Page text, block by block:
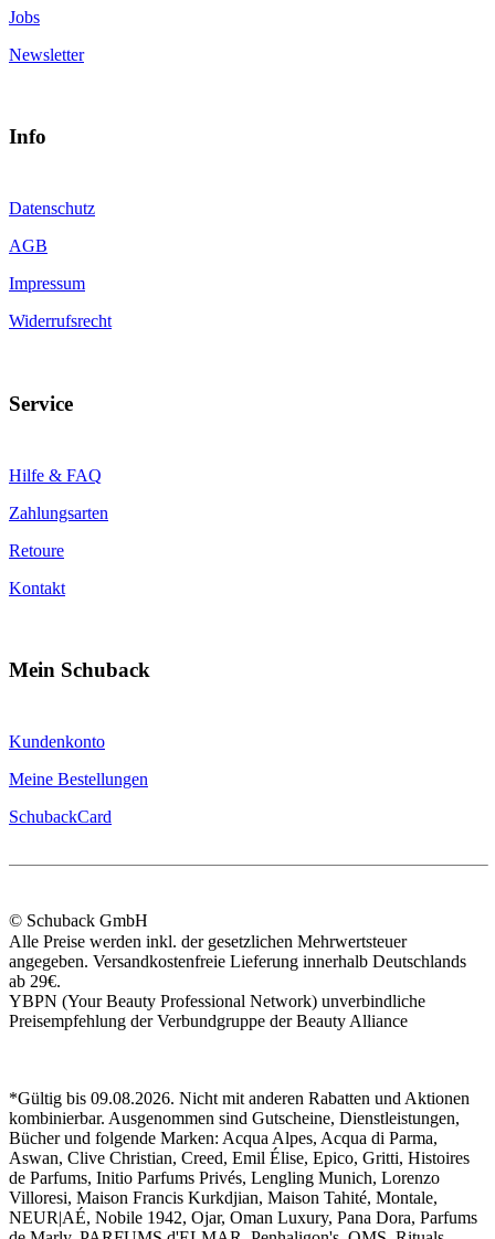
Jobs
Newsletter
Info
Datenschutz
AGB
Impressum
Widerrufsrecht
Service
Hilfe & FAQ
Zahlungsarten
Retoure
Kontakt
Mein Schuback
Kundenkonto
Meine Bestellungen
SchubackCard
© Schuback GmbH
Alle Preise werden inkl. der gesetzlichen Mehrwertsteuer
angegeben. Versandkostenfreie Lieferung innerhalb Deutschlands
ab 29€.
YBPN (Your Beauty Professional Network) unverbindliche
Preisempfehlung der Verbundgruppe der Beauty Alliance
*Gültig bis 09.08.2026. Nicht mit anderen Rabatten und Aktionen
kombinierbar. Ausgenommen sind Gutscheine, Dienstleistungen,
Bücher und folgende Marken: Acqua Alpes, Acqua di Parma,
Aswan, Clive Christian, Creed, Emil Élise, Epico, Gritti, Histoires
de Parfums, Initio Parfums Privés, Lengling Munich, Lorenzo
Villoresi, Maison Francis Kurkdjian, Maison Tahité, Montale,
NEUR|AÉ, Nobile 1942, Ojar, Oman Luxury, Pana Dora, Parfums